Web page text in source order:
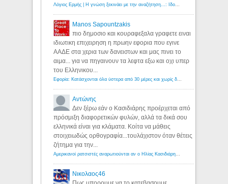
Λόγιος Ερμής | Η γνώση ξεκινάει με την αναζήτηση...: Ιδού οι 18 που χρωστούν 11 δις ευρώ!
Manos Sapountzakis
πιο δημοσιο και κουραφεξαλα γραφετε ειναι
ιδιωτικη επιχειρηση η πρωην εφορια που εγινε
ΑΑΔΕ στα χερια των δανειστων και μας πινει το
αιμα... για να πηγαινουν τα λεφτα εξω και οχι υπερ
του Ελληνικου...
Εφορία: Κατάσχονται όλα ύστερα από 30 μέρες και χωρίς δικαστικές αποφάσεις - Λόγιος Ερμής
Αντώνης
Δεν ξέρω εάν ο Κασιδιάρης προέρχεται από
πρόσμιξη διαφορετικών φυλών, αλλά τα δικά σου
ελληνικά είναι για κλάματα. Κοίτα να μάθεις
στοιχειωδώς ορθογραφία...τουλάχιστον όταν θέτεις
ζήτημα για την...
Αμερικανοί ρατσιστές αναρωτιούνται αν ο Ηλίας Κασιδιάρης ανήκει στη λευκή φυλή... - Λόγιος Ερμής
Νικολαος46